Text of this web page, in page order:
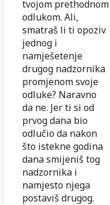
tvojom prethodnom
odlukom. Ali,
smatraš li ti opoziv
jednog i
namješetenje
drugog nadzornika
promjenom svoje
odluke? Naravno
da ne. Jer ti si od
prvog dana bio
odlučio da nakon
što istekne godina
dana smijeniš tog
nadzornika i
namjesto njega
postaviš drugog.